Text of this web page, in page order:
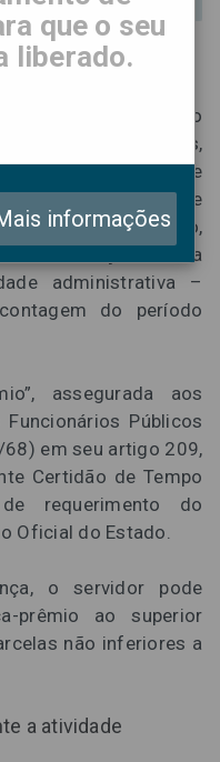
do Estado de São
e das autarquias,
por razões de saúde
direito a 90 dias de
anos de exercício,
de forma injustificada
administrativa –
do período
assegurada aos
Públicos
em seu artigo 209,
Certidão de Tempo
requerimento do
Oficial do Estado.
o servidor pode
prêmio ao superior
não inferiores a
a atividade
que o seu
liberado.
informações